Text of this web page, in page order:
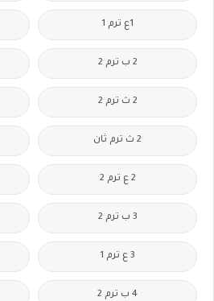
1ع ترم 1
2 ب ترم 2
2 ث ترم 2
2 ث ترم ثان
2 ع ترم 2
3 ب ترم 2
3 ع ترم 1
4 ب ترم 2